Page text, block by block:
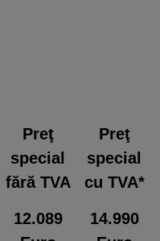
Preţ
special
fără TVA
Preţ
special
cu TVA*
12.089
14.990